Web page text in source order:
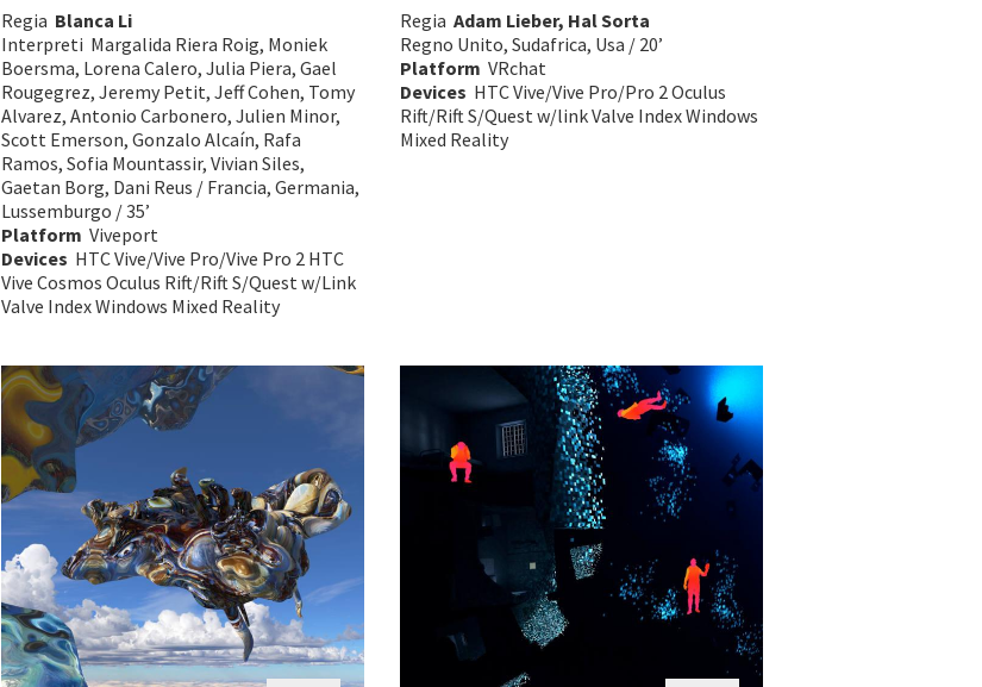
Regia Blanca Li
Interpreti Margalida Riera Roig, Moniek
Boersma, Lorena Calero, Julia Piera, Gael
Rougegrez, Jeremy Petit, Jeff Cohen, Tomy
Alvarez, Antonio Carbonero, Julien Minor,
Scott Emerson, Gonzalo Alcaín, Rafa
Ramos, Sofia Mountassir, Vivian Siles,
Gaetan Borg, Dani Reus / Francia, Germania,
Lussemburgo / 35’
Platform Viveport
Devices HTC Vive/Vive Pro/Vive Pro 2 HTC
Vive Cosmos Oculus Rift/Rift S/Quest w/Link
Valve Index Windows Mixed Reality
Regia Adam Lieber, Hal Sorta
Regno Unito, Sudafrica, Usa / 20’
Platform VRchat
Devices HTC Vive/Vive Pro/Pro 2 Oculus
Rift/Rift S/Quest w/link Valve Index Windows
Mixed Reality